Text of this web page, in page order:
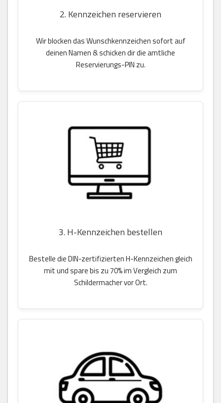
2. Kennzeichen reservieren
Wir blocken das Wunschkennzeichen sofort auf
deinen Namen & schicken dir die amtliche
Reservierungs-PIN zu.
3. H-Kennzeichen bestellen
Bestelle die DIN-zertifizierten H-Kennzeichen gleich
mit und spare bis zu 70% im Vergleich zum
Schildermacher vor Ort.